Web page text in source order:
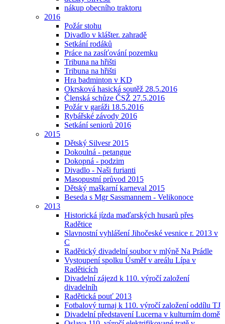
nákup obecního traktoru
2016
Požár stohu
Divadlo v klášter. zahradě
Setkání rodáků
Práce na zasíťování pozemku
Tribuna na hřišti
Tribuna na hřišti
Hra badminton v KD
Okrsková hasická soutěž 28.5.2016
Členská schůze ČSŽ 27.5.2016
Požár v garáži 18.5.2016
Rybářské závody 2016
Setkání seniorů 2016
2015
Dětský Silvesr 2015
Dokoulná - petangue
Dokopná - podzim
Divadlo - Naši furianti
Masopustní průvod 2015
Dětský maškarní karneval 2015
Beseda s Mgr Sassmannem - Velikonoce
2013
Historická jízda maďarských husarů přes
Radětice
Slavnostní vyhlášení Jihočeské vesnice r. 2013 v
C
Radětický divadelní soubor v mlýně Na Prádle
Vystoupení spolku Úsměf v areálu Lípa v
Raděticích
Divadelní zájezd k 110. výročí založení
divadelníh
Radětická pouť 2013
Fotbalový turnaj k 110. výročí založení oddílu TJ
Divadelní představení Lucerna v kulturním domě